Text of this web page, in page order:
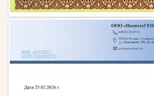
Как осуществляется
охране труда на
Одна из самых эффективных
трехступенчатый контроль.